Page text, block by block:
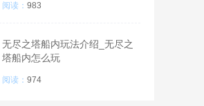
阅读： 983
无尽之塔船内玩法介绍_无尽之
塔船内怎么玩
阅读： 974